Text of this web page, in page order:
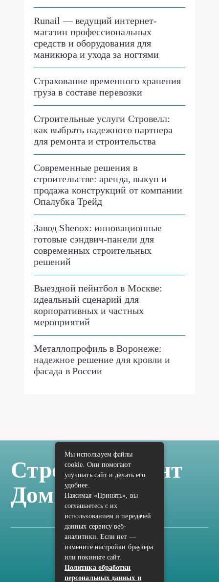
Runail — ведущий интернет-
магазин профессиональных
средств и оборудования для
маникюра и ухода за ногтями
Страхование временного хранения
груза в составе перевозки
Строительные услуги Стровелл:
как выбрать надежного партнера
для ремонта и строительства
Современные решения в
строительстве: аренда, выкуп и
продажа конструкций от компании
Опалубка Трейд
Завод Shenox: инновационные
готовые сэндвич-панели для
современных строительных
решений
Выездной пейнтбол в Москве:
идеальный сценарий для
корпоративных и частных
мероприятий
Металлопрофиль в Воронеже:
надежное решение для кровли и
фасада в России
Стройка Ремонт
Дом Отделка
Карта сайта
Политика конфиденциальности
Мы используем файлы
cookie. Они помогают
улучшать сайт и делать его
удобнее.
Нажимая «Принять», вы
соглашаетесь с их
использованием и передачей
данных сервису веб-
аналитики. Если нет —
измените настройки браузера
или покиньте сайт.
Политика обработки
персональных данных и